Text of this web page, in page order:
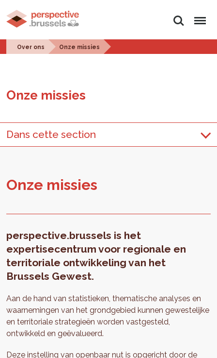
Zoeken Menu
Over ons Onze missies
Onze mis­sies
Dans cette section
Onze mis­sies
perspective.brussels is het
expertisecentrum voor regionale en
territoriale ontwikkeling van het
Brussels Gewest.
Aan de hand van statistieken, thematische analyses en
waarnemingen van het grondgebied kunnen gewestelijke
en territoriale strategieën worden vastgesteld,
ontwikkeld en geëvalueerd.
Deze instelling van openbaar nut is opgericht door de